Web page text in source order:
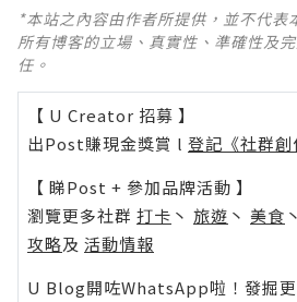
*本站之內容由作者所提供，並不代表
所有博客的立場、真實性、準確性及
任。
【 U Creator 招募 】
出Post賺現金獎賞 l 登記《社群創
【 睇Post + 參加品牌活動 】
瀏覽更多社群 打卡 丶 旅遊 丶 美食 丶
攻略及 活動情報
U Blog開咗WhatsApp啦！發掘更